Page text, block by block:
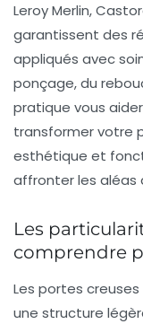
Leroy Merlin,
garantissent des
appliqués avec
ponçage, du
pratique vous
transformer votre
esthétique et
affronter les aléas
Les
comprendre
Les portes
une structure